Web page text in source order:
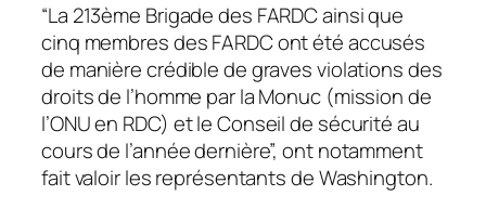
“La 213ème Brigade des FARDC ainsi que
cinq membres des FARDC ont été accusés
de manière crédible de graves violations des
droits de l’homme par la Monuc (mission de
l’ONU en RDC) et le Conseil de sécurité au
cours de l’année dernière”, ont notamment
fait valoir les représentants de Washington.